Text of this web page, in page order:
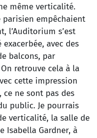
même verticalité.
empêchaient
l’Auditorium s’est
avec des
balcons, par
retrouve cela à la
cette impression
ne sont pas des
public. Je pourrais
verticalité, la salle de
Isabella Gardner, à